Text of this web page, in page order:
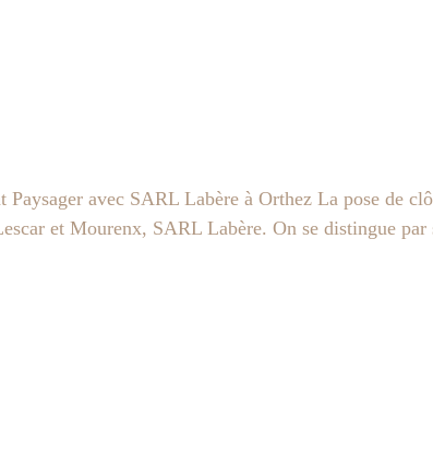
avec SARL Labère à Orthez La pose de
et Mourenx, SARL Labère. On se distingue